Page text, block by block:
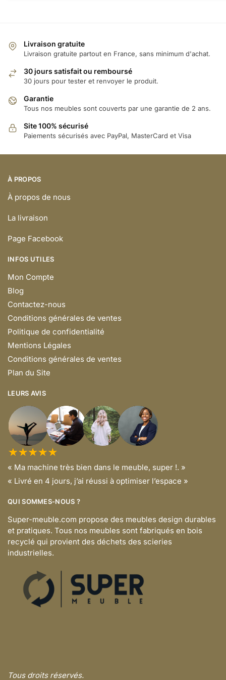
Livraison gratuite
Livraison gratuite partout en France, sans minimum d'achat.
30 jours satisfait ou remboursé
30 jours pour tester et renvoyer le produit.
Garantie
Tous nos meubles sont couverts par une garantie de 2 ans.
Site 100% sécurisé
Paiements sécurisés avec PayPal, MasterCard et Visa
À PROPOS
À propos de nous
La livraison
Page Facebook
INFOS UTILES
Mon Compte
Blog
Contactez-nous
Conditions générales de ventes
Politique de confidentialité
Mentions Légales
Conditions générales de ventes
Plan du Site
LEURS AVIS
« Ma machine très bien dans le meuble, super !. »
« Livré en 4 jours, j’ai réussi à optimiser l’espace »
QUI SOMMES-NOUS ?
Super-meuble.com propose des meubles design durables
et pratiques. Tous nos meubles sont fabriqués en bois
recyclé qui provient des déchets des scieries
industrielles.
Tous droits réservés.